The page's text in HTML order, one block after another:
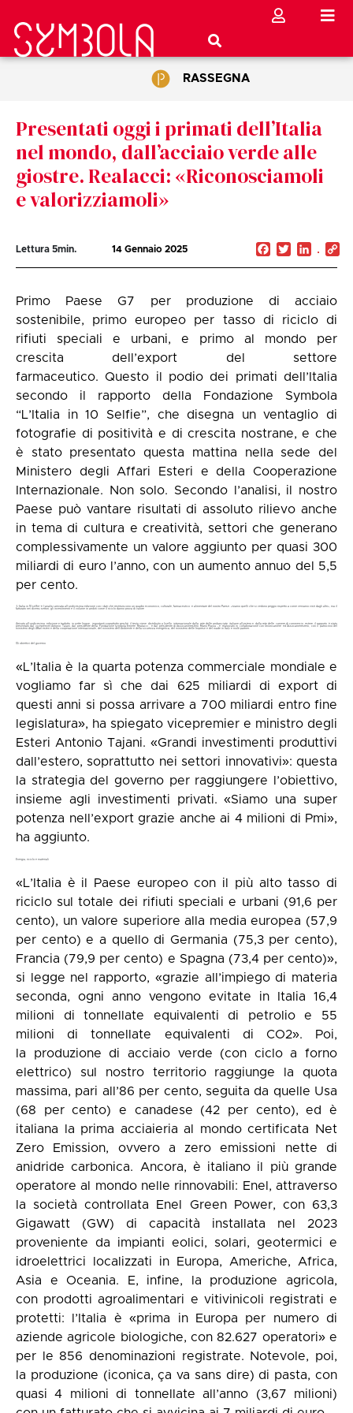
RASSEGNA
Presentati oggi i primati dell’Italia
nel mondo, dall’acciaio verde alle
giostre. Realacci: «Riconosciamoli
e valorizziamoli»
Lettura 5min. 14 Gennaio 2025 Facebook
Twitter
Primo Paese G7 per produzione di acciaio
sostenibile, primo europeo per tasso di riciclo di
rifiuti speciali e urbani, e primo al mondo per
crescita dell’export del settore
farmaceutico. Questo il podio dei primati dell’Italia
secondo il rapporto della Fondazione Symbola
“L’Italia in 10 Selfie”, che disegna un ventaglio di
fotografie di positività e di crescita nostrane, e che
è stato presentato questa mattina nella sede del
Ministero degli Affari Esteri e della Cooperazione
Internazionale. Non solo. Secondo l’analisi, il nostro
Paese può vantare risultati di assoluto rilievo anche
in tema di cultura e creatività, settori che generano
complessivamente un valore aggiunto per quasi 300
miliardi di euro l’anno, con un aumento annuo del 5,5
per cento.
“L’Italia in 10 selfie” è l’analisi arrivata all’undicesima edizione con i dati che restituiscono un quadro economico, culturale, farmaceutico e alimentare del nostro Paese. «Siamo quelli che si vedono peggio rispetto a come veniamo visti dagli altri», ma il
fatturato nei diversi settori, gli investimenti e il volume in ambiti come il riciclo danno prova di valore
Arrivato all’undicesima edizione e tradotto in sette lingue, importanti soprattutto perché il testo viene distribuito a livello internazionale dalla rete delle ambasciate italiane all’estero e dalla rete delle camere di commercio estere, il rapporto è stato
presentato dal vicepremier Antonio Tajani, dal presidente della Fondazione Symbola Ermete Realacci , e dal presidente di Assocamerestero Mario Pozza - e realizzato in collaborazione con Unioncamere ed Assocamerestero, con il patrocinio del
ministero degli Affari esteri e della cooperazione internazionale, del ministero dell’Ambiente e della sicurezza energetica, del ministero delle Imprese e del made in Italy e molti partner.
Gli obiettivi del governo
«L’Italia è la quarta potenza commerciale mondiale e
vogliamo far sì che dai 625 miliardi di export di
questi anni si possa arrivare a 700 miliardi entro fine
legislatura», ha spiegato vicepremier e ministro degli
Esteri Antonio Tajani. «Grandi investimenti produttivi
dall’estero, soprattutto nei settori innovativi»: questa
la strategia del governo per raggiungere l’obiettivo,
insieme agli investimenti privati. «Siamo una super
potenza nell’export grazie anche ai 4 milioni di Pmi»,
ha aggiunto.
Energia, riciclo e materiali
«L’Italia è il Paese europeo con il più alto tasso di
riciclo sul totale dei rifiuti speciali e urbani (91,6 per
cento), un valore superiore alla media europea (57,9
per cento) e a quello di Germania (75,3 per cento),
Francia (79,9 per cento) e Spagna (73,4 per cento)»,
si legge nel rapporto, «grazie all’impiego di materia
seconda, ogni anno vengono evitate in Italia 16,4
milioni di tonnellate equivalenti di petrolio e 55
milioni di tonnellate equivalenti di CO2». Poi,
la produzione di acciaio verde (con ciclo a forno
elettrico) sul nostro territorio raggiunge la quota
massima, pari all’86 per cento, seguita da quelle Usa
(68 per cento) e canadese (42 per cento), ed è
italiana la prima acciaieria al mondo certificata Net
Zero Emission, ovvero a zero emissioni nette di
anidride carbonica. Ancora, è italiano il più grande
operatore al mondo nelle rinnovabili: Enel, attraverso
la società controllata Enel Green Power, con 63,3
Gigawatt (GW) di capacità installata nel 2023
proveniente da impianti eolici, solari, geotermici e
idroelettrici localizzati in Europa, Americhe, Africa,
Asia e Oceania. E, infine, la produzione agricola,
con prodotti agroalimentari e vitivinicoli registrati e
protetti: l’Italia è «prima in Europa per numero di
aziende agricole biologiche, con 82.627 operatori» e
per le 856 denominazioni registrate. Notevole, poi,
la produzione (iconica, ça va sans dire) di pasta, con
quasi 4 milioni di tonnellate all’anno (3,67 milioni)